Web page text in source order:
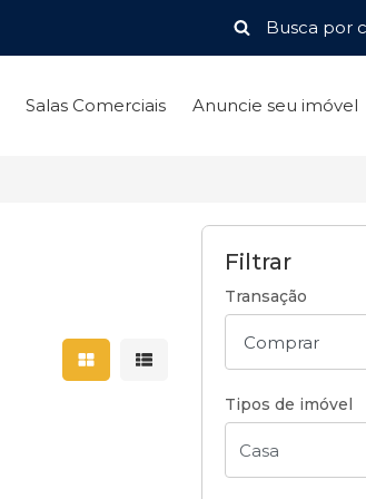
Salas Comerciais Anuncie seu imóvel
Mostrar resultados em grade
Mostrar resultados em lista
Filtrar
Transação
Tipos de imóvel